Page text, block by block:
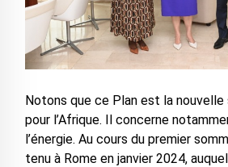
Notons que ce Plan est la
pour l’Afrique. Il concerne
l’énergie. Au cours du premier
tenu à Rome en janvier 2024,